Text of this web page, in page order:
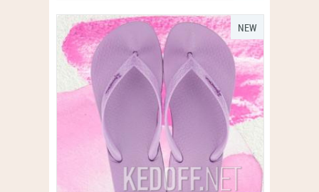
NEW